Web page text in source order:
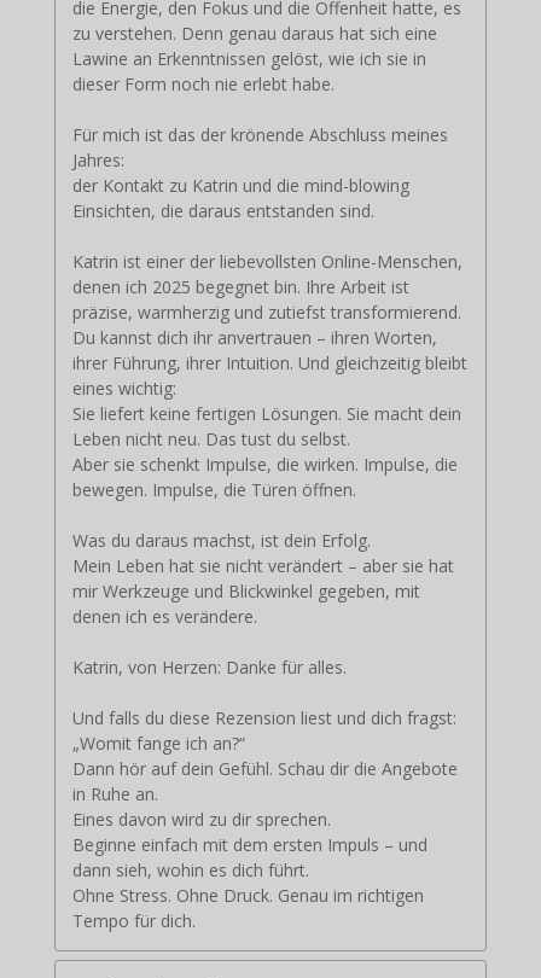
die Energie, den Fokus und die Offenheit hatte, es
zu verstehen. Denn genau daraus hat sich eine
Lawine an Erkenntnissen gelöst, wie ich sie in
dieser Form noch nie erlebt habe.
Für mich ist das der krönende Abschluss meines
Jahres:
der Kontakt zu Katrin und die mind-blowing
Einsichten, die daraus entstanden sind.
Katrin ist einer der liebevollsten Online-Menschen,
denen ich 2025 begegnet bin. Ihre Arbeit ist
präzise, warmherzig und zutiefst transformierend.
Du kannst dich ihr anvertrauen – ihren Worten,
ihrer Führung, ihrer Intuition. Und gleichzeitig bleibt
eines wichtig:
Sie liefert keine fertigen Lösungen. Sie macht dein
Leben nicht neu. Das tust du selbst.
Aber sie schenkt Impulse, die wirken. Impulse, die
bewegen. Impulse, die Türen öffnen.
Was du daraus machst, ist dein Erfolg.
Mein Leben hat sie nicht verändert – aber sie hat
mir Werkzeuge und Blickwinkel gegeben, mit
denen ich es verändere.
Katrin, von Herzen: Danke für alles.
Und falls du diese Rezension liest und dich fragst:
„Womit fange ich an?“
Dann hör auf dein Gefühl. Schau dir die Angebote
in Ruhe an.
Eines davon wird zu dir sprechen.
Beginne einfach mit dem ersten Impuls – und
dann sieh, wohin es dich führt.
Ohne Stress. Ohne Druck. Genau im richtigen
Tempo für dich.